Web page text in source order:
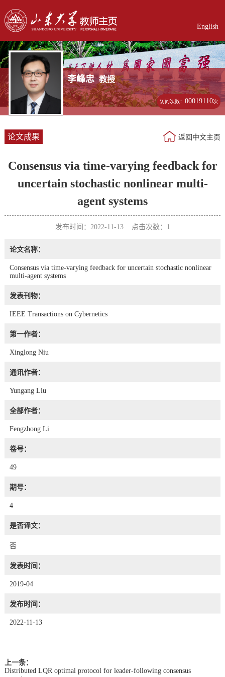
English
李峰忠 教授
访问次数：00019110次
论文成果 返回中文主页
Consensus via time-varying feedback for
uncertain stochastic nonlinear multi-
agent systems
发布时间：2022-11-13 点击次数： 1
论文名称：
Consensus via time-varying feedback for uncertain stochastic nonlinear
multi-agent systems
发表刊物：
IEEE Transactions on Cybernetics
第一作者：
Xinglong Niu
通讯作者：
Yungang Liu
全部作者：
Fengzhong Li
卷号：
49
期号：
4
是否译文：
否
发表时间：
2019-04
发布时间：
2022-11-13
上一条：
Distributed LQR optimal protocol for leader-following consensus